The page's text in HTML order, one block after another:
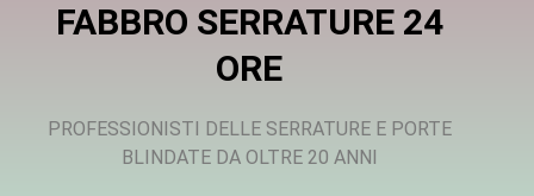
FABBRO SERRATURE 24
ORE
PROFESSIONISTI DELLE SERRATURE E PORTE
BLINDATE DA OLTRE 20 ANNI